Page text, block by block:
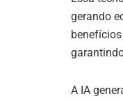
p
gerando
A IA